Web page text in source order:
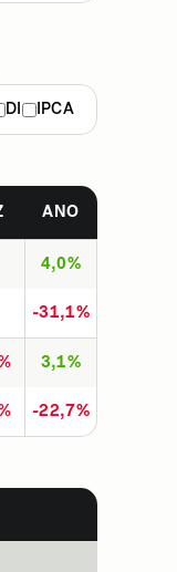
DI
IPCA
ANO
4,0%
-31,1%
3,1%
-22,7%